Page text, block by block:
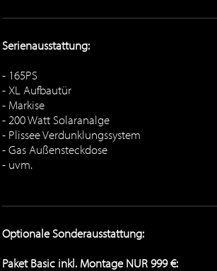
Serienausstattung:
165PS
XL Aufbautür
Markise
200 Watt Solaranalge
Plissee Verdunklungssystem
Gas Außensteckdose
uvm.
Optionale Sonderausstattung:
Paket Basic inkl. Montage NUR 999 €: